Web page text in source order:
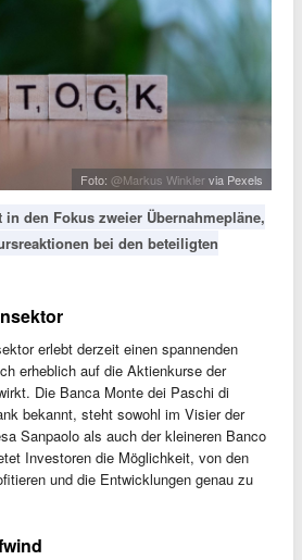
Foto: @Markus Winkler via Pexels
den Fokus zweier Übernahmepläne,
bei den beteiligten
erlebt derzeit einen spannenden
erheblich auf die Aktienkurse der
Die Banca Monte dei Paschi di
bekannt, steht sowohl im Visier der
Sanpaolo als auch der kleineren Banco
Investoren die Möglichkeit, von den
und die Entwicklungen genau zu